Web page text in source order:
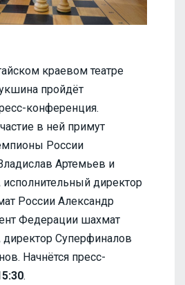
краевом театре
пройдёт
конференция.
в ней примут
России
Артемьев и
исполнительный директор
России Александр
Федерации шахмат
директор Суперфиналов
Начнётся пресс-
.